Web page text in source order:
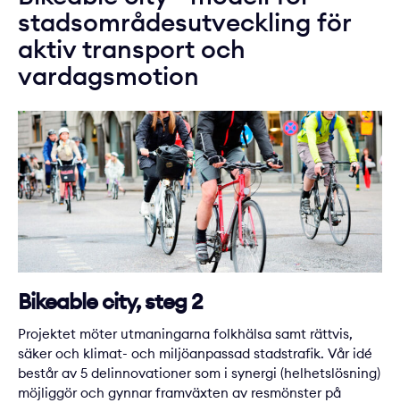
stadsområdesutveckling för
aktiv transport och
vardagsmotion
Bikeable city, steg 2
Projektet möter utmaningarna folkhälsa samt rättvis,
säker och klimat- och miljöanpassad stadstrafik. Vår idé
består av 5 delinnovationer som i synergi (helhetslösning)
möjliggör och gynnar framväxten av resmönster på